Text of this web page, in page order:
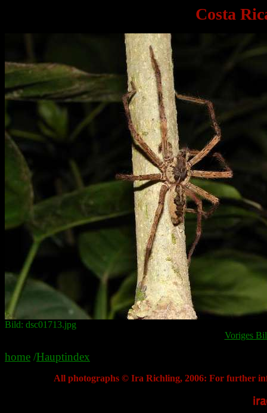
Costa
Bild: dsc01713.jpg
Voriges
home /Hauptindex
All photographs © Ira Richling, 2006: For further